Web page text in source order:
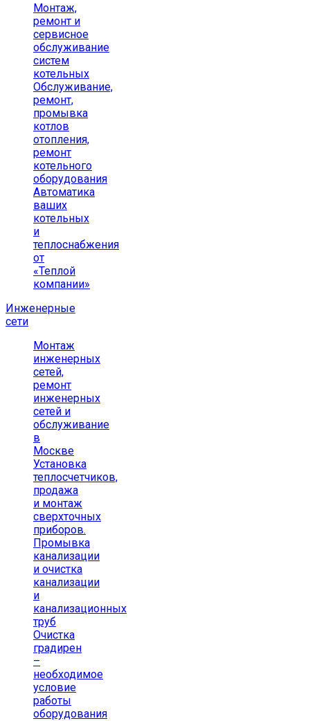
Монтаж,
ремонт и
сервисное
обслуживание
систем
котельных
Обслуживание,
ремонт,
промывка
котлов
отопления,
ремонт
котельного
оборудования
Автоматика
ваших
котельных
и
теплоснабжения
от
«Теплой
компании»
Инженерные
сети
Монтаж
инженерных
сетей,
ремонт
инженерных
сетей и
обслуживание
в
Москве
Установка
теплосчетчиков,
продажа
и монтаж
сверхточных
приборов.
Промывка
канализации
и очистка
канализации
и
канализационных
труб
Очистка
градирен
–
необходимое
условие
работы
оборудования